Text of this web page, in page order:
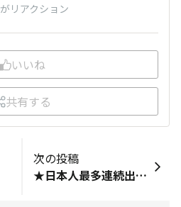
がリアクション
いいね
共有する
次の投稿
★日本人最多連続出場を誇る”高石ともや”氏と共に楽しむホノルルマラソン★